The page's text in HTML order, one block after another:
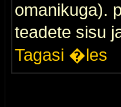
omanikuga).
teadete sisu
Tagasi �les